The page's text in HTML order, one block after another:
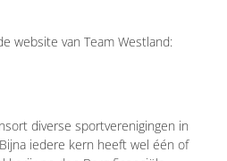
website van Team Westland:
diverse sportverenigingen in
iedere kern heeft wel één of